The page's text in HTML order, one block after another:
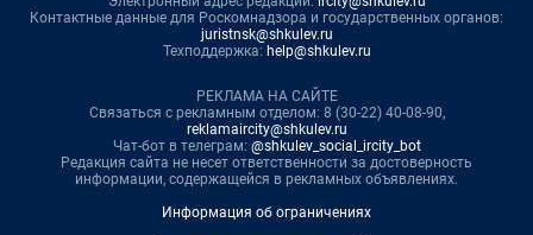
Контактные данные для Роскомнадзора и государственных органов:
juristnsk@shkulev.ru
Техподдержка: help@shkulev.ru
РЕКЛАМА НА САЙТЕ
Связаться с рекламным отделом: 8 (30-22) 40-08-90,
reklamaircity@shkulev.ru
Чат-бот в телеграм: @shkulev_social_ircity_bot
Редакция сайта не несет ответственности за достоверность
информации, содержащейся в рекламных объявлениях.
Информация об ограничениях